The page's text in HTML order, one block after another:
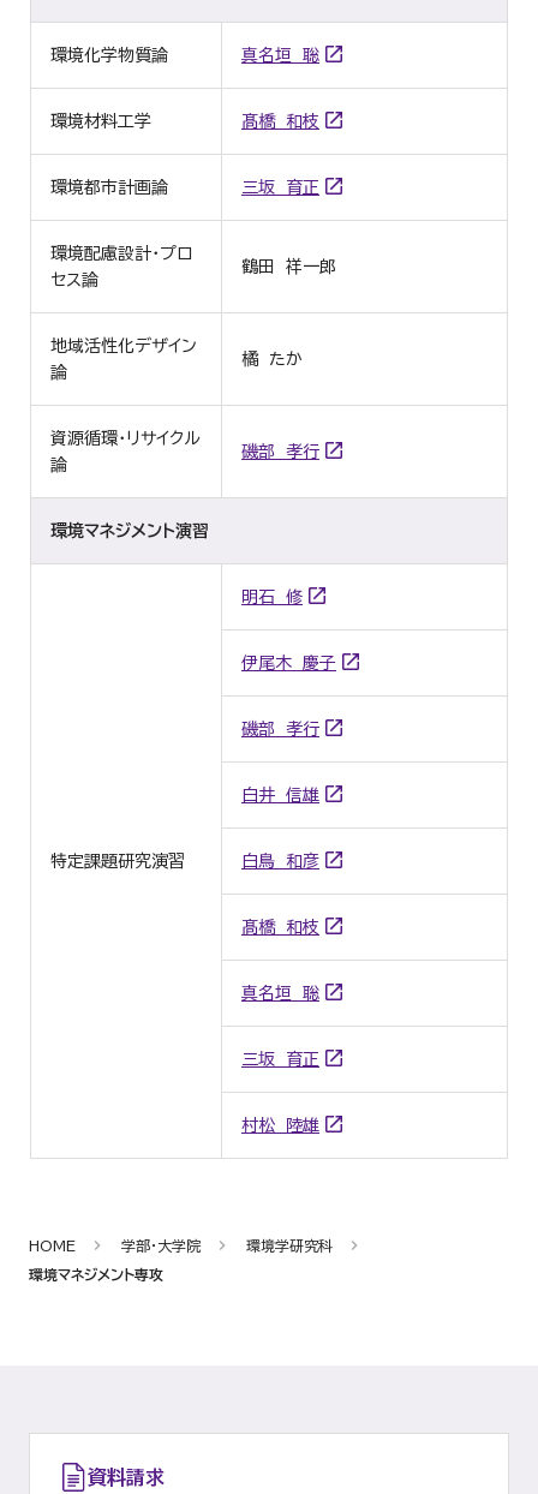
環境化学物質論 真名垣 聡
環境材料工学 髙橋 和枝
環境都市計画論 三坂 育正
環境配慮設計・プロ
セス論
鶴田 祥一郎
地域活性化デザイン
論
橘 たか
資源循環・リサイクル
論
磯部 孝行
環境マネジメント演習
特定課題研究演習
明石 修
伊尾木 慶子
磯部 孝行
白井 信雄
白鳥 和彦
髙橋 和枝
真名垣 聡
三坂 育正
村松 陸雄
HOME 学部・大学院
環境学研究科
環境マネジメント専攻
資料請求